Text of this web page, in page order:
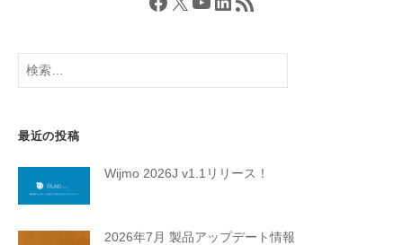
検
索:
最近の投稿
Wijmo 2026J v1.1リリース！
2026年7月 製品アップデート情報